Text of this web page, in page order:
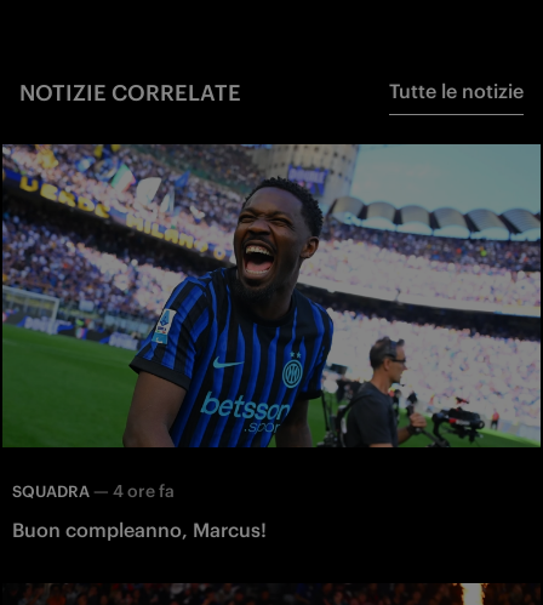
NOTIZIE CORRELATE Tutte le notizie
SQUADRA — 4 ore fa
Buon compleanno, Marcus!